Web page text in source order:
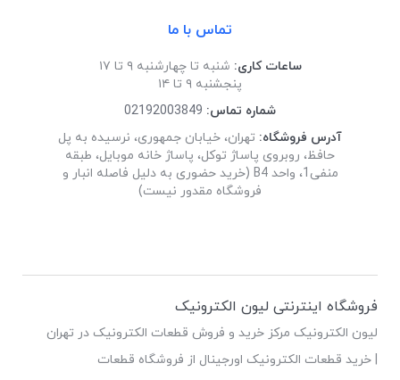
تماس با ما
ساعات کاری: شنبه تا چهارشنبه ۹ تا ۱۷
پنجشنبه ۹ تا ۱۴
شماره تماس: 02192003849
آدرس فروشگاه: تهران، خیابان جمهوری، نرسیده به پل
حافظ، روبروی پاساژ توکل، پاساژ خانه موبایل، طبقه
منفی1، واحد B4 (خرید حضوری به دلیل فاصله انبار و
فروشگاه مقدور نیست)
فروشگاه اینترنتی لیون الکترونیک
لیون الکترونیک مرکز خرید و فروش قطعات الکترونیک در تهران
| خرید قطعات الکترونیک اورجینال از فروشگاه قطعات